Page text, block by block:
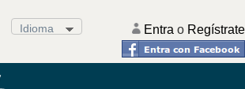
Idioma . Entra o Regístrate